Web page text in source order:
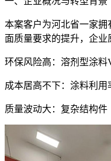
本案客户为河北省一家
面质量要求的提升，企业
环保风险高：溶剂型涂料
成本居高不下：涂料利用
质量波动大：复杂结构件